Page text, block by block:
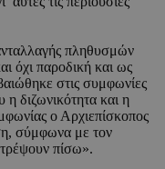
πληθυσμών
όχι παροδική και ως
στις συμφωνίες
διζωνικότητα και η
ο Αρχιεπίσκοπος
σύμφωνα με τον
πίσω».